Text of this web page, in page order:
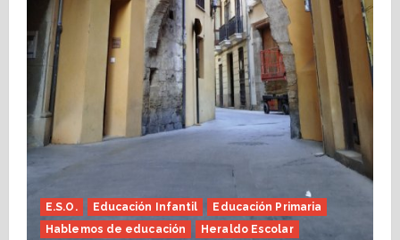
E.S.O. Educación Infantil
Educación Primaria
Hablemos de educación
Heraldo Escolar